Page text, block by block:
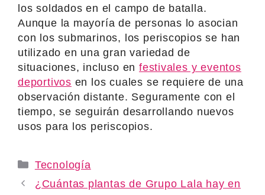
los soldados en el campo de batalla.
Aunque la mayoría de personas lo asocian
con los submarinos, los periscopios se han
utilizado en una gran variedad de
situaciones, incluso en festivales y eventos
deportivos en los cuales se requiere de una
observación distante. Seguramente con el
tiempo, se seguirán desarrollando nuevos
usos para los periscopios.
Categories
Tecnología
¿Cuántas plantas de Grupo Lala hay en